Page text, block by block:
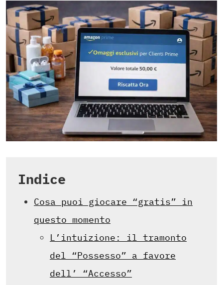
Indice
Cosa puoi giocare “gratis” in
questo momento
L’intuizione: il tramonto
del “Possesso” a favore
dell’ “Accesso”